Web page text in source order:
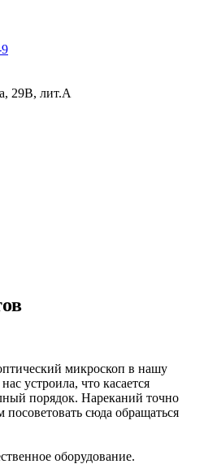
29В, лит.А
микроскоп в нашу
устроила, что касается
порядок. Нареканий точно
сюда обращаться
оборудование.